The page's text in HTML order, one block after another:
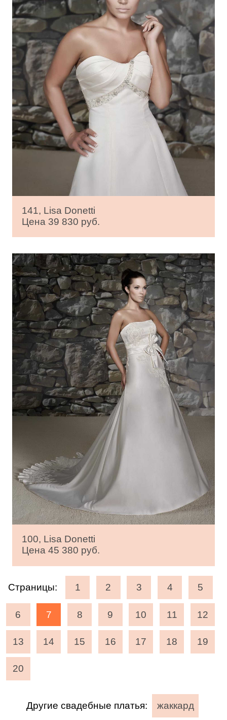
141, Lisa Donetti
Цена 39 830 руб.
100, Lisa Donetti
Цена 45 380 руб.
Страницы: 1 2 3 4 5
6 7 8 9 10 11 12
13 14 15 16 17 18 19
20
Другие свадебные платья: жаккард